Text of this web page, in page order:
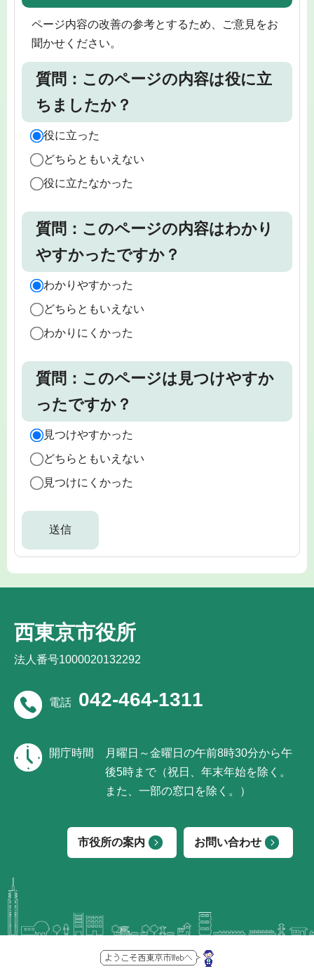
ページ内容の改善の参考とするため、ご意見をお
聞かせください。
質問：このページの内容は役に立
ちましたか？
役に立った
どちらともいえない
役に立たなかった
質問：このページの内容はわかり
やすかったですか？
わかりやすかった
どちらともいえない
わかりにくかった
質問：このページは見つけやすか
ったですか？
見つけやすかった
どちらともいえない
見つけにくかった
西東京市役所
法人番号1000020132292
電話 042-464-1311
開庁時間
月曜日～金曜日の午前8時30分から午
後5時まで（祝日、年末年始を除く。
また、一部の窓口を除く。）
市役所の案内 お問い合わせ